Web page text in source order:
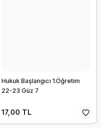
Hukuk Başlangıcı 1.Öğretim
22-23 Güz 7
17,00 TL